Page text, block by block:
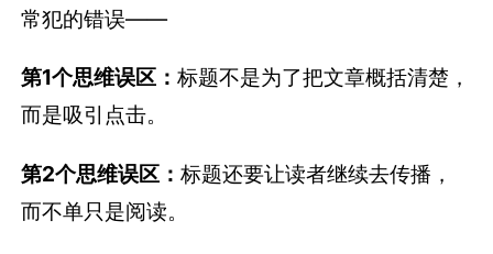
常犯的错误——
第1个思维误区：标题不是为了把文章概括清楚，
而是吸引点击。
第2个思维误区：标题还要让读者继续去传播，
而不单只是阅读。